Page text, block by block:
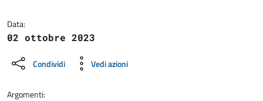
Data:
02 ottobre 2023
Condividi Vedi azioni
Argomenti: